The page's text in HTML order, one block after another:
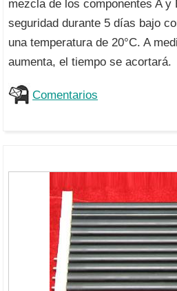
mezcla de los componentes A y
seguridad durante 5 días bajo
una temperatura de 20°C. A
aumenta, el tiempo se acortará.
Comentarios